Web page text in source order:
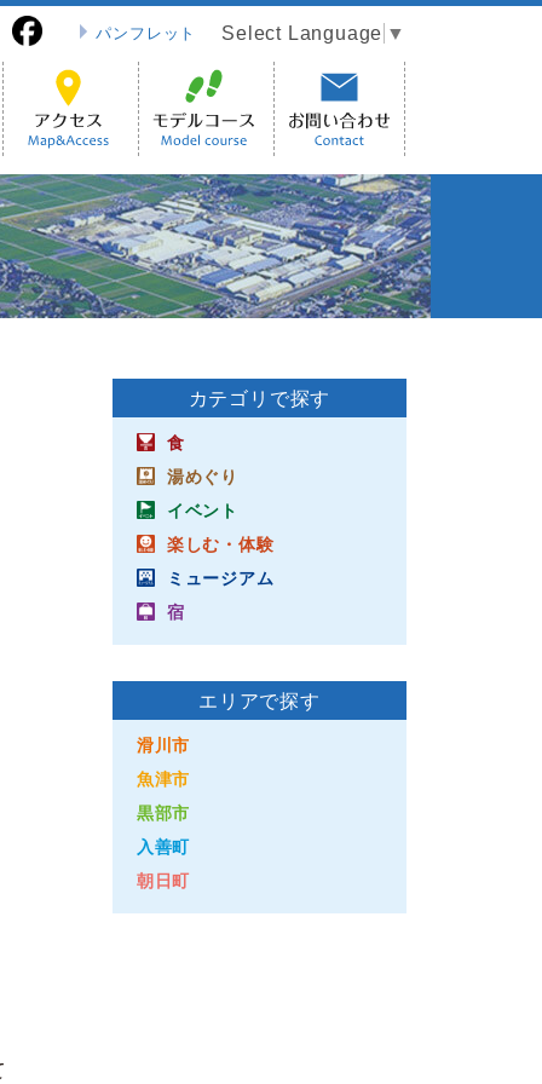
Select Language ▼
パンフレット
カテゴリで探す
食
湯めぐり
イベント
楽しむ・体験
ミュージアム
宿
エリアで探す
滑川市
魚津市
黒部市
入善町
朝日町